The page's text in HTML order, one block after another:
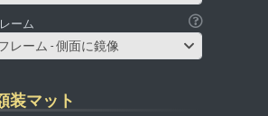
ーム
レーム - 側面に鏡像
装マット